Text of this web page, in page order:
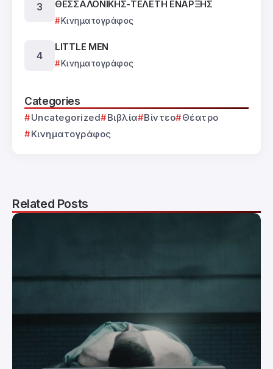
ΘΕΣΣΑΛΟΝΙΚΗΣ-ΤΕΛΕΤΗ ΕΝΑΡΞΗΣ
Κινηματογράφος
LITTLE MEN
Κινηματογράφος
Categories
Uncategorized Βιβλία Βίντεο
Θέατρο
Κινηματογράφος
Related Posts